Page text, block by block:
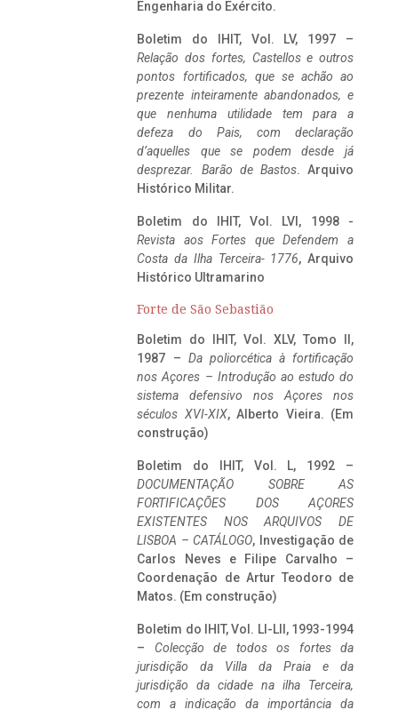
Engenharia do Exército.
Boletim do IHIT, Vol. LV, 1997 –
Relação dos fortes, Castellos e outros
pontos fortificados, que se achão ao
prezente inteiramente abandonados, e
que nenhuma utilidade tem para a
defeza do Pais, com declaração
d’aquelles que se podem desde já
desprezar. Barão de Bastos. Arquivo
Histórico Militar.
Boletim do IHIT, Vol. LVI, 1998 -
Revista aos Fortes que Defendem a
Costa da Ilha Terceira- 1776, Arquivo
Histórico Ultramarino
Forte de São Sebastião
Boletim do IHIT, Vol. XLV, Tomo II,
1987 – Da poliorcética à fortificação
nos Açores – Introdução ao estudo do
sistema defensivo nos Açores nos
séculos XVI-XIX, Alberto Vieira. (Em
construção)
Boletim do IHIT, Vol. L, 1992 –
DOCUMENTAÇÃO SOBRE AS
FORTIFICAÇÕES DOS AÇORES
EXISTENTES NOS ARQUIVOS DE
LISBOA – CATÁLOGO, Investigação de
Carlos Neves e Filipe Carvalho –
Coordenação de Artur Teodoro de
Matos. (Em construção)
Boletim do IHIT, Vol. LI-LII, 1993-1994
– Colecção de todos os fortes da
jurisdição da Villa da Praia e da
jurisdição da cidade na ilha Terceira,
com a indicação da importância da